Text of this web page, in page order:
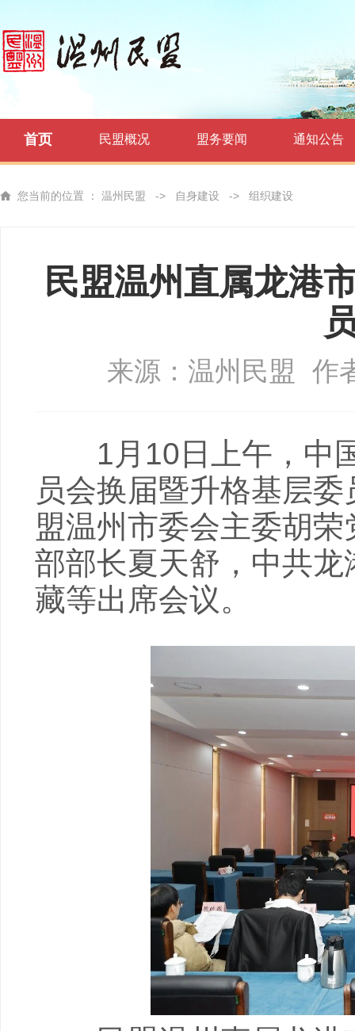
首页 民盟概况 盟务要闻 通知公告
您当前的位置 ： 温州民盟 -> 自身建设 -> 组织建设
民盟温州直属龙港
来源：温州民盟 作
1月10日上午，中国
员会换届暨升格基层
盟温州市委会主委胡
部部长夏天舒，中共
藏等出席会议。